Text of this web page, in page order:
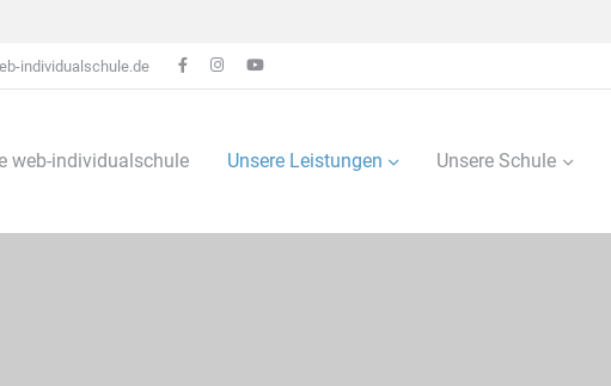
individualschule.de
web-individualschule Unsere Leistungen Unsere Schule